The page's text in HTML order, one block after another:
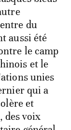
du
aussi été
le camp
et le
unies
qui a
et
des voix